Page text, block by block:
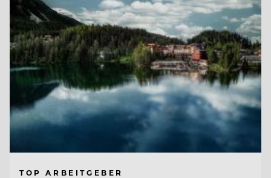
TOP ARBEITGEBER